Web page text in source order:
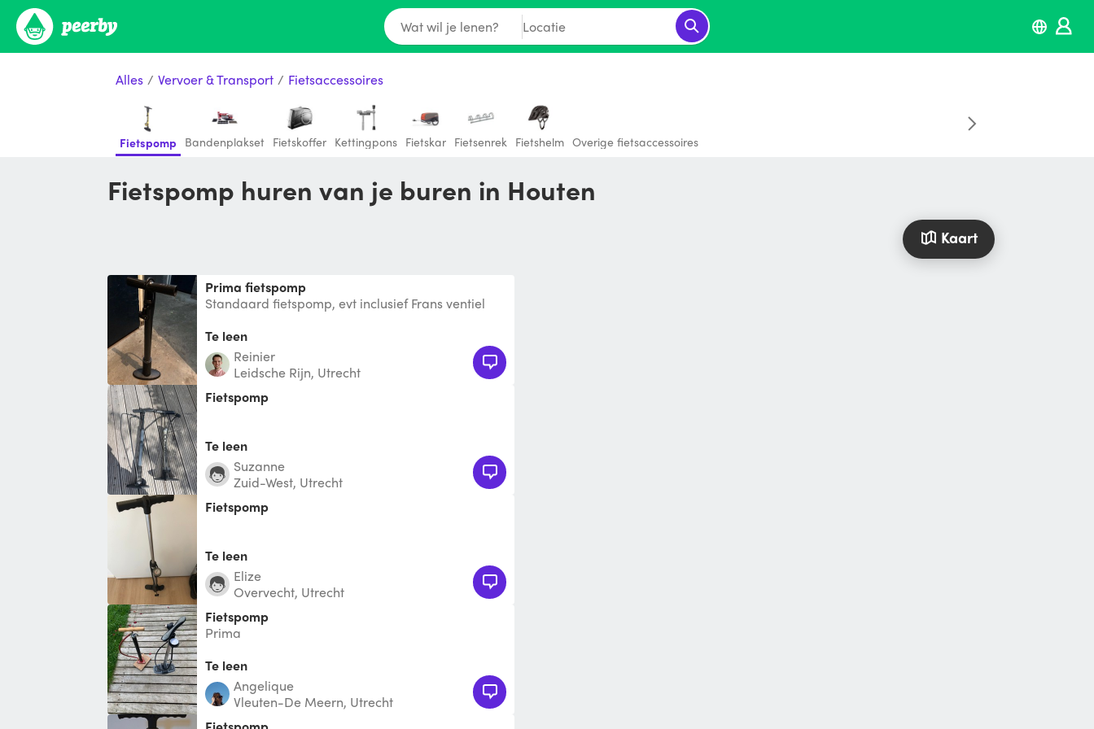
Wat wil je lenen? Locatie
Alles / Vervoer & Transport / Fietsaccessoires
Fietspomp Bandenplakset Fietskoffer Kettingpons Fietskar Fietsenrek Fietshelm Overige fietsaccessoires
Fietspomp huren van je buren in Houten
Kaart
Prima fietspomp
Standaard fietspomp, evt inclusief Frans ventiel
Te leen
Reinier
Leidsche Rijn, Utrecht
Fietspomp
Te leen
suzanne
Zuid-West, Utrecht
Fietspomp
Te leen
Elize
Overvecht, Utrecht
Fietspomp
Prima
Te leen
Angelique
Vleuten-De Meern, Utrecht